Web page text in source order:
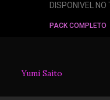
DISPONIVEL NO
PACK COMPLETO
Yumi Saito